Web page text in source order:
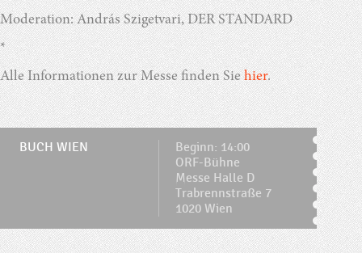
Moderation: András Szigetvari, DER STANDARD
*
Alle Informationen zur Messe finden Siehier.
BUCH WIEN
Beginn: 14:00
ORF-Bühne
Messe Halle D
Trabrennstraße 7
1020 Wien